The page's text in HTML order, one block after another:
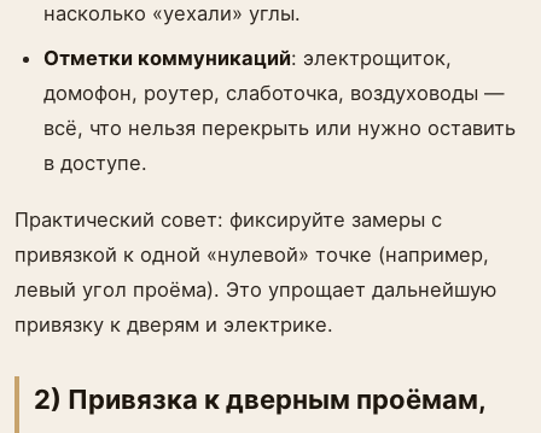
насколько «уехали» углы.
Отметки коммуникаций: электрощиток,
домофон, роутер, слаботочка, воздуховоды —
всё, что нельзя перекрыть или нужно оставить
в доступе.
Практический совет: фиксируйте замеры с
привязкой к одной «нулевой» точке (например,
левый угол проёма). Это упрощает дальнейшую
привязку к дверям и электрике.
2) Привязка к дверным проёмам,